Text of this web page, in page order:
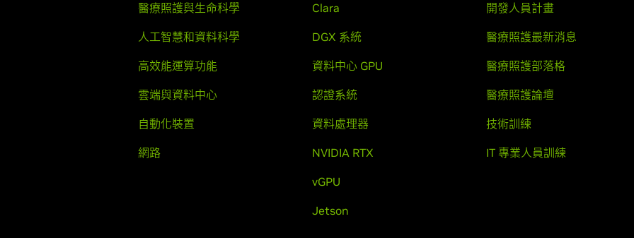
醫療照護與生命科學
人工智慧和資料科學
高效能運算功能
雲端與資料中心
自動化裝置
網路
Clara
DGX 系統
資料中心 GPU
認證系統
資料處理器
NVIDIA RTX
vGPU
Jetson
開發人員計畫
醫療照護最新消息
醫療照護部落格
醫療照護論壇
技術訓練
IT 專業人員訓練